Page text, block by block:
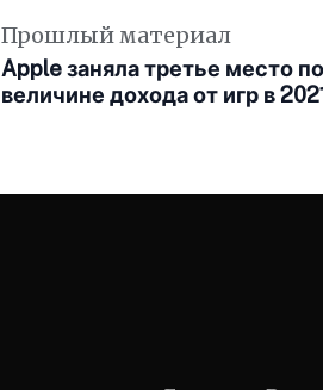
Прошлый материал
Apple заняла третье место по
величине дохода от игр в